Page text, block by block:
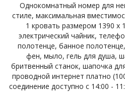
Однокомнатный номер для
стиле, максимальная
1 кровать размером 1390 х
электрический чайник,
полотенце, банное
фен, мыло, гель для душа,
бритвенный станок, шапочка
проводной интернет платно
соединение доступно с 14:00 -